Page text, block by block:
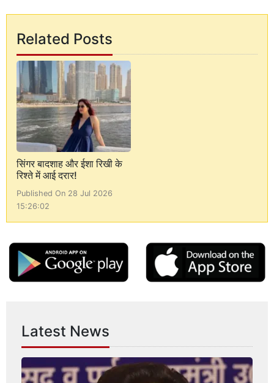
Related Posts
सिंगर बादशाह और ईशा रिखी के
रिश्ते में आई दरार!
Published On 28 Jul 2026
15:26:02
Latest News